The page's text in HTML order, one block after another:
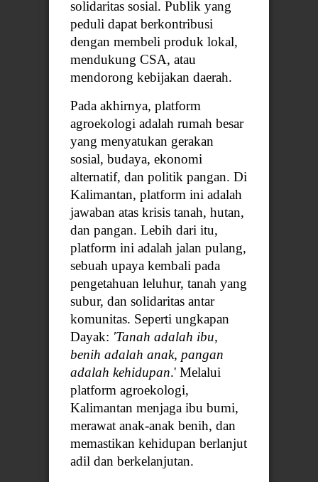
solidaritas sosial. Publik yang
peduli dapat berkontribusi
dengan membeli produk lokal,
mendukung CSA, atau
mendorong kebijakan daerah.
Pada akhirnya, platform
agroekologi adalah rumah besar
yang menyatukan gerakan
sosial, budaya, ekonomi
alternatif, dan politik pangan. Di
Kalimantan, platform ini adalah
jawaban atas krisis tanah, hutan,
dan pangan. Lebih dari itu,
platform ini adalah jalan pulang,
sebuah upaya kembali pada
pengetahuan leluhur, tanah yang
subur, dan solidaritas antar
komunitas. Seperti ungkapan
Dayak: 'Tanah adalah ibu,
benih adalah anak, pangan
adalah kehidupan.' Melalui
platform agroekologi,
Kalimantan menjaga ibu bumi,
merawat anak-anak benih, dan
memastikan kehidupan berlanjut
adil dan berkelanjutan.